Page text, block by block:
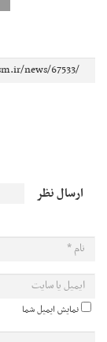
ارسال نظر
نمایش ایمیل شما